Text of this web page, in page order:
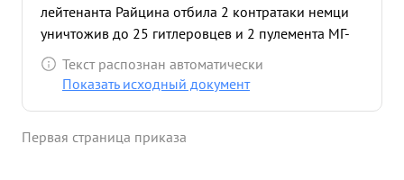
лейтенанта Райцина отбила 2 контратаки немци
уничтожив до 25 гитлеровцев и 2 пулемента МГ-
42 В этом бою командир 7 батареи старший ми
менаний Райдин был ранен, по не ушел от
лейтенант Райцин за время наступательно боев
Текст распознан автоматически
Показать исходный документ
Первая страница приказа